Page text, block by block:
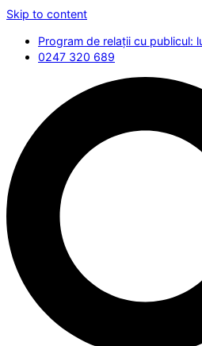
Skip to content
Program de relații cu publicul:
0247 320 689